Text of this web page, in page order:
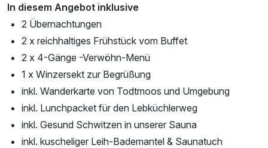
In diesem Angebot inklusive
2 Übernachtungen
2 x reichhaltiges Frühstück vom Buffet
2 x 4-Gänge -Verwöhn-Menü
1 x Winzersekt zur Begrüßung
inkl. Wanderkarte von Todtmoos und Umgebung
inkl. Lunchpacket für den Lebküchlerweg
inkl. Gesund Schwitzen in unserer Sauna
inkl. kuscheliger Leih-Bademantel & Saunatuch